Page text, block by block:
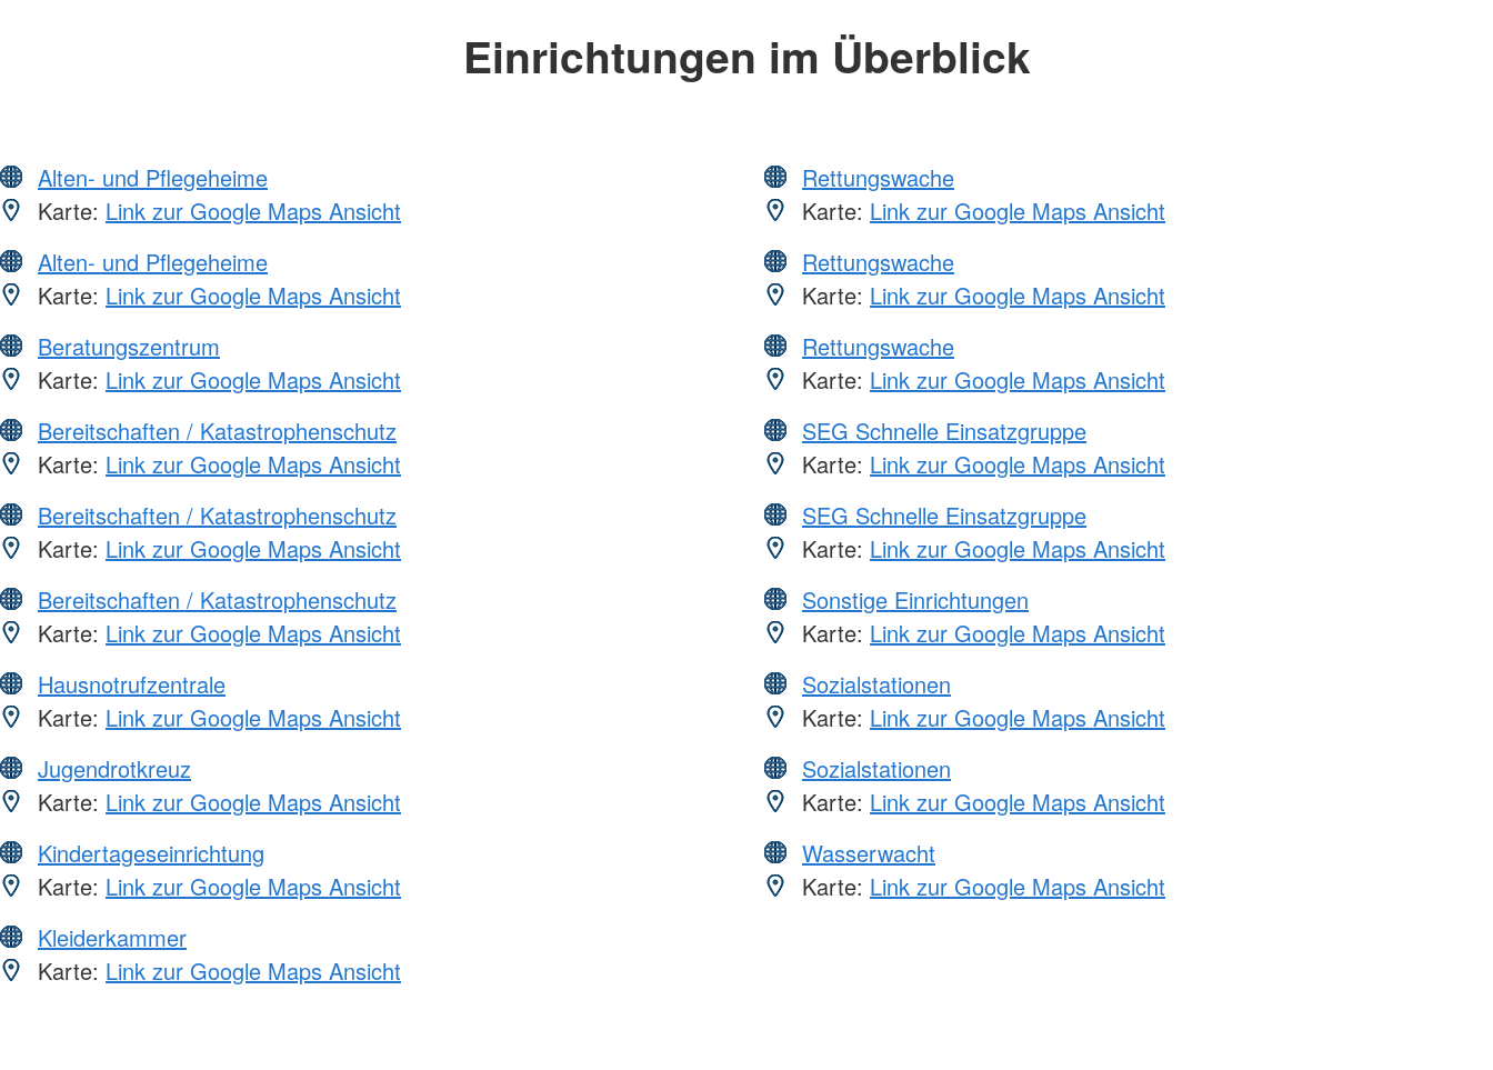
Einrichtungen im Überblick
Alten- und Pflegeheime
Karte: Link zur Google Maps Ansicht
Alten- und Pflegeheime
Karte: Link zur Google Maps Ansicht
Beratungszentrum
Karte: Link zur Google Maps Ansicht
Bereitschaften / Katastrophenschutz
Karte: Link zur Google Maps Ansicht
Bereitschaften / Katastrophenschutz
Karte: Link zur Google Maps Ansicht
Bereitschaften / Katastrophenschutz
Karte: Link zur Google Maps Ansicht
Hausnotrufzentrale
Karte: Link zur Google Maps Ansicht
Jugendrotkreuz
Karte: Link zur Google Maps Ansicht
Kindertageseinrichtung
Karte: Link zur Google Maps Ansicht
Kleiderkammer
Karte: Link zur Google Maps Ansicht
Rettungswache
Karte: Link zur Google Maps Ansicht
Rettungswache
Karte: Link zur Google Maps Ansicht
Rettungswache
Karte: Link zur Google Maps Ansicht
SEG Schnelle Einsatzgruppe
Karte: Link zur Google Maps Ansicht
SEG Schnelle Einsatzgruppe
Karte: Link zur Google Maps Ansicht
Sonstige Einrichtungen
Karte: Link zur Google Maps Ansicht
Sozialstationen
Karte: Link zur Google Maps Ansicht
Sozialstationen
Karte: Link zur Google Maps Ansicht
Wasserwacht
Karte: Link zur Google Maps Ansicht